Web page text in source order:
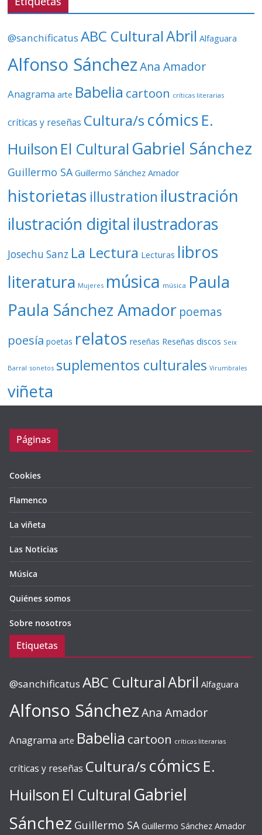
í
e
@sanchificatus ABC CulturalAbril Alfaguara
Alfonso Sánchez Ana Amador
Anagrama arte Babelia cartoon críticas literarias
críticas y reseñas Cultura/s cómics E.
Huilson El Cultural Gabriel Sánchez
Guillermo SA Guillermo Sánchez Amador
historietas illustration ilustración
ilustración digital ilustradoras
Josechu Sanz La Lectura Lecturas libros
literatura Mujeres música música Paula
Paula Sánchez Amador poemas
poesía poetas relatos reseñas Reseñas discos Seix
Barral sonetos suplementos culturales Virumbrales
viñeta
Páginas
Cookies
Flamenco
La viñeta
Las Noticias
Música
Quiénes somos
Sobre nosotros
Etiquetas
@sanchificatus ABC CulturalAbril Alfaguara
Alfonso SánchezAna Amador
Anagrama arte Babelia cartoon críticas literarias
críticas y reseñas Cultura/s cómics E.
Huilson El Cultural Gabriel
Sánchez Guillermo SA Guillermo Sánchez Amador